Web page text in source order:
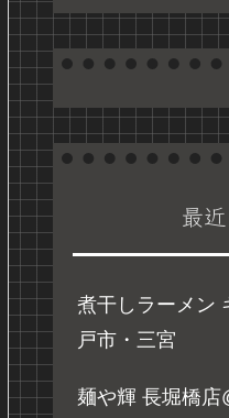
最
煮干しラーメン
戸市・三宮
麺や輝 長堀橋店